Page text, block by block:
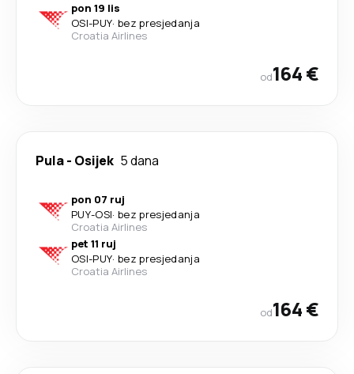
pon 19 lis
OSI-PUY· bez presjedanja
Croatia Airlines
od164 €
Pula- Osijek 5 dana
pon 07 ruj
PUY-OSI· bez presjedanja
Croatia Airlines
pet 11 ruj
OSI-PUY· bez presjedanja
Croatia Airlines
od164 €